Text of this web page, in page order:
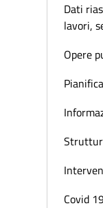
Dati
lavori,
Opere
Covid